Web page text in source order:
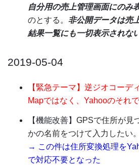
自分用の売上管理画面にのみ
のとする。 非公開データは売
結果一覧にも一切表示されな
2019-05-04
【緊急テーマ】逆ジオコーデ
Mapではなく、Yahooのそれ
【機能改善】GPSで住所が見
かの名前をつけて入力したい。
→ この件は住所変換処理を
で対応不要となった